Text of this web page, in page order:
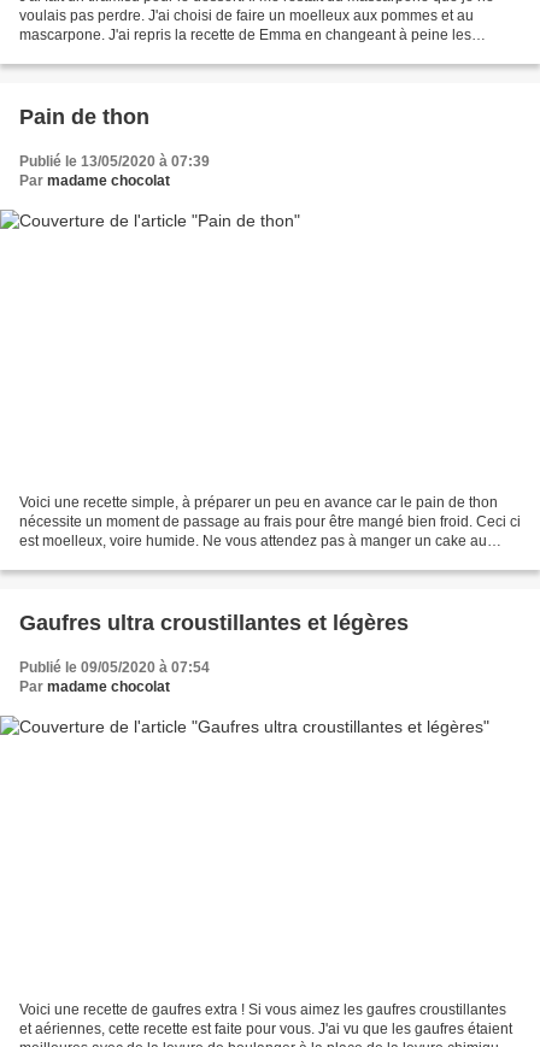
voulais pas perdre. J'ai choisi de faire un moelleux aux pommes et au
mascarpone. J'ai repris la recette de Emma en changeant à peine les
Pain de thon
Publié le 13/05/2020 à 07:39
Par madame chocolat
Voici une recette simple, à préparer un peu en avance car le pain de thon
nécessite un moment de passage au frais pour être mangé bien froid. Ceci ci
est moelleux, voire humide. Ne vous attendez pas à manger un cake au
Gaufres ultra croustillantes et légères
Publié le 09/05/2020 à 07:54
Par madame chocolat
Voici une recette de gaufres extra ! Si vous aimez les gaufres croustillantes
et aériennes, cette recette est faite pour vous. J'ai vu que les gaufres étaient